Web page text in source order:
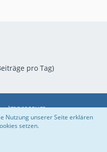
pro Tag)
Impressum
Nutzung unserer Seite erklären
setzen.